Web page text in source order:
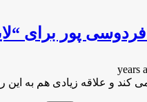
پور برای
و علاقه زیادی هم به این